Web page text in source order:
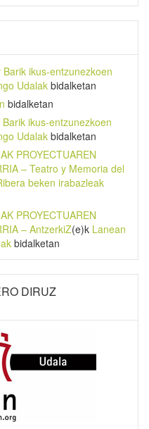
Barik ikus-entzunezkoen
Udalak bidalketan
bidalketan
Barik ikus-entzunezkoen
Udalak bidalketan
PROYECTUAREN
– Teatro y Memoria del
beken irabazleak
PROYECTUAREN
– AntzerkiZ(e)k Lanean
bidalketan
DIRUZ